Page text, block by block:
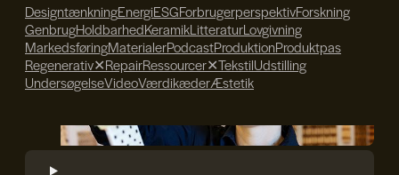
DesigntænkningEnergiESGForbrugerperspektivForskning
GenbrugHoldbarhedKeramikLitteraturLovgivning
MarkedsføringMaterialerPodcastProduktionProduktpas
Regenerativ✕RepairRessourcer✕TekstilUdstilling
UndersøgelseVideoVærdikæderÆstetik
Søren Svendsen